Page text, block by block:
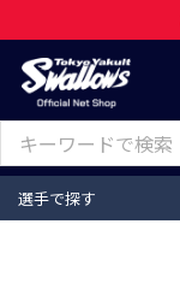
選手で探す